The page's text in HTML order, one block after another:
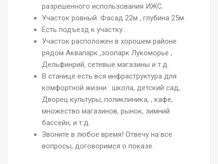
разрешенного использования ИЖС.
Участок ровный. Фасад 22м , глубина 25м.
Есть подъезд к участку..
Участок расположен в хорошем районе
рядом Аквапарк ,зоопарк Лукоморье ,
Дельфинрий, сетевые магазины и т.д.
В станице есть вся инфраструктура для
комфортной жизни : школа, детский сад,
Дворец культуры, поликлиника, , кафе,
множество магазинов, рынок, зимний
бассейн, и т.д.
Звоните в любое время! Отвечу на все
вопросы, договоримся о показе.